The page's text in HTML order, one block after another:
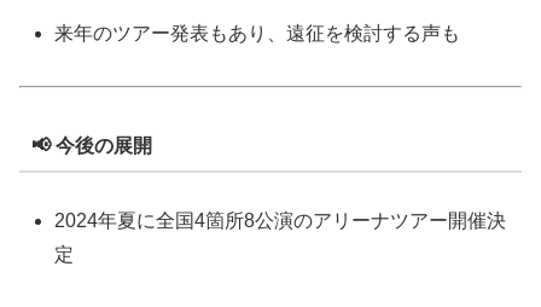
来年のツアー発表もあり、遠征を検討する声も
📢 今後の展開
2024年夏に全国4箇所8公演のアリーナツアー開催決
定